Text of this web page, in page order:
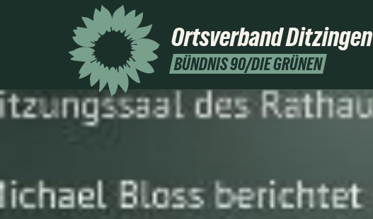
OrtsverbandDitzingen
BÜNDNIS 90/DIE GRÜNEN